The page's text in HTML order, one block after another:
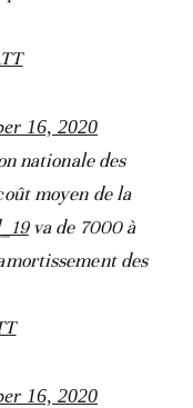
16, 2020
nationale des
moyen de la
va de 7000 à
des
16, 2020